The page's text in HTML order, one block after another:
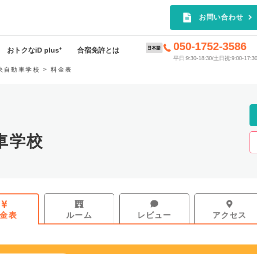
厳選の合宿免許プランを簡単検索｜ア
お問い合わせ
おトクなiD plus⁺
iD plus⁺特典
免許応援キャンペーン
合宿免許とは
お支払いについて
050-1752-3586
平日:9:30-18:30/土日祝:9:00-17:30
自動車学校 料金表
学校
表 ルーム レビュー アクセス